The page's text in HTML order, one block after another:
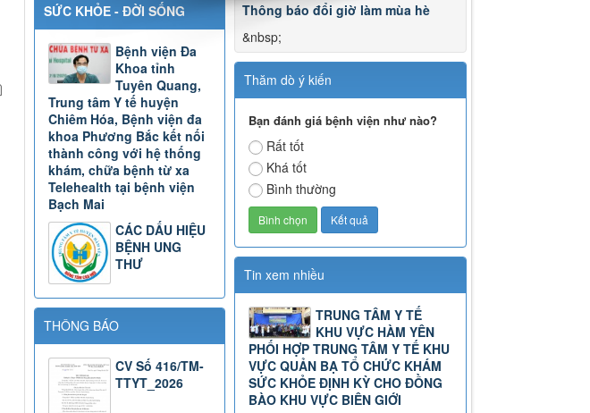
Thông báo đổi giờ làm mùa hè
&nbsp;
Thăm dò ý kiến
Bạn đánh giá bệnh viện như nào?
Rất tốt
Khá tốt
Bình thường
Tin xem nhiều
TRUNG TÂM Y TẾ
KHU VỰC HÀM YÊN
PHỐI HỢP TRUNG TÂM Y TẾ KHU
VỰC QUẢN BẠ TỔ CHỨC KHÁM
SỨC KHỎE ĐỊNH KỲ CHO ĐỒNG
BÀO KHU VỰC BIÊN GIỚI
SỨC KHỎE - ĐỜI SỐNG
Bệnh viện Đa
Khoa tỉnh
Tuyên Quang,
Trung tâm Y tế huyện
Chiêm Hóa, Bệnh viện đa
khoa Phương Bắc kết nối
thành công với hệ thống
khám, chữa bệnh từ xa
Telehealth tại bệnh viện
Bạch Mai
CÁC DẤU HIỆU
BỆNH UNG
THƯ
THÔNG BÁO
CV Số 416/TM-
TTYT_2026